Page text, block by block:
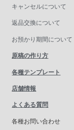
キャンセルについて
返品交換について
お預かり期間について
原稿の作り方
各種テンプレート
店舗情報
よくある質問
各種お問い合わせ